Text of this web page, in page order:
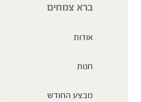
ברא צמחים
אודות
חנות
מבצע החודש